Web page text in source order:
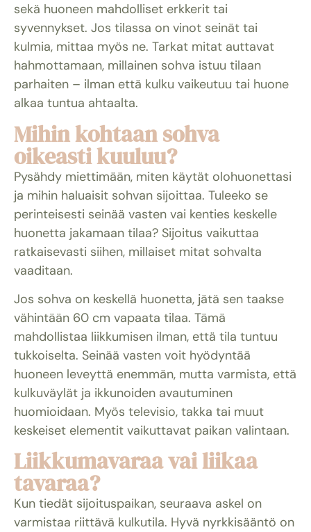
sekä huoneen mahdolliset erkkerit tai
syvennykset. Jos tilassa on vinot seinät tai
kulmia, mittaa myös ne. Tarkat mitat auttavat
hahmottamaan, millainen sohva istuu tilaan
parhaiten – ilman että kulku vaikeutuu tai huone
alkaa tuntua ahtaalta.
Mihin kohtaan sohva
oikeasti kuuluu?
Pysähdy miettimään, miten käytät olohuonettasi
ja mihin haluaisit sohvan sijoittaa. Tuleeko se
perinteisesti seinää vasten vai kenties keskelle
huonetta jakamaan tilaa? Sijoitus vaikuttaa
ratkaisevasti siihen, millaiset mitat sohvalta
vaaditaan.
Jos sohva on keskellä huonetta, jätä sen taakse
vähintään 60 cm vapaata tilaa. Tämä
mahdollistaa liikkumisen ilman, että tila tuntuu
tukkoiselta. Seinää vasten voit hyödyntää
huoneen leveyttä enemmän, mutta varmista, että
kulkuväylät ja ikkunoiden avautuminen
huomioidaan. Myös televisio, takka tai muut
keskeiset elementit vaikuttavat paikan valintaan.
Liikkumavaraa vai liikaa
tavaraa?
Kun tiedät sijoituspaikan, seuraava askel on
varmistaa riittävä kulkutila. Hyvä nyrkkisääntö on